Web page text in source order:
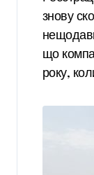
знову
що
року,